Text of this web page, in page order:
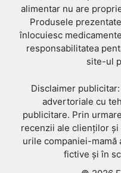
alimentar nu are
Produsele
înlocuiesc
responsabilitatea
site-ul
Disclaimer
advertoriale cu
publicitare. Prin
recenzii ale clienților
urile companiei-
fictive și în